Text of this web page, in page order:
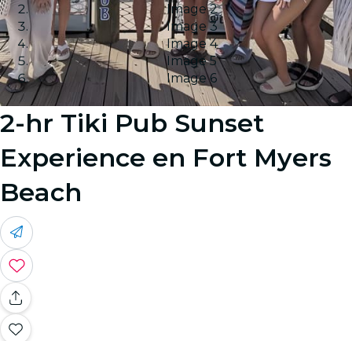
Image 2
Image 3
Image 4
Image 5
Image 6
2-hr Tiki Pub Sunset
Experience en Fort Myers
Beach